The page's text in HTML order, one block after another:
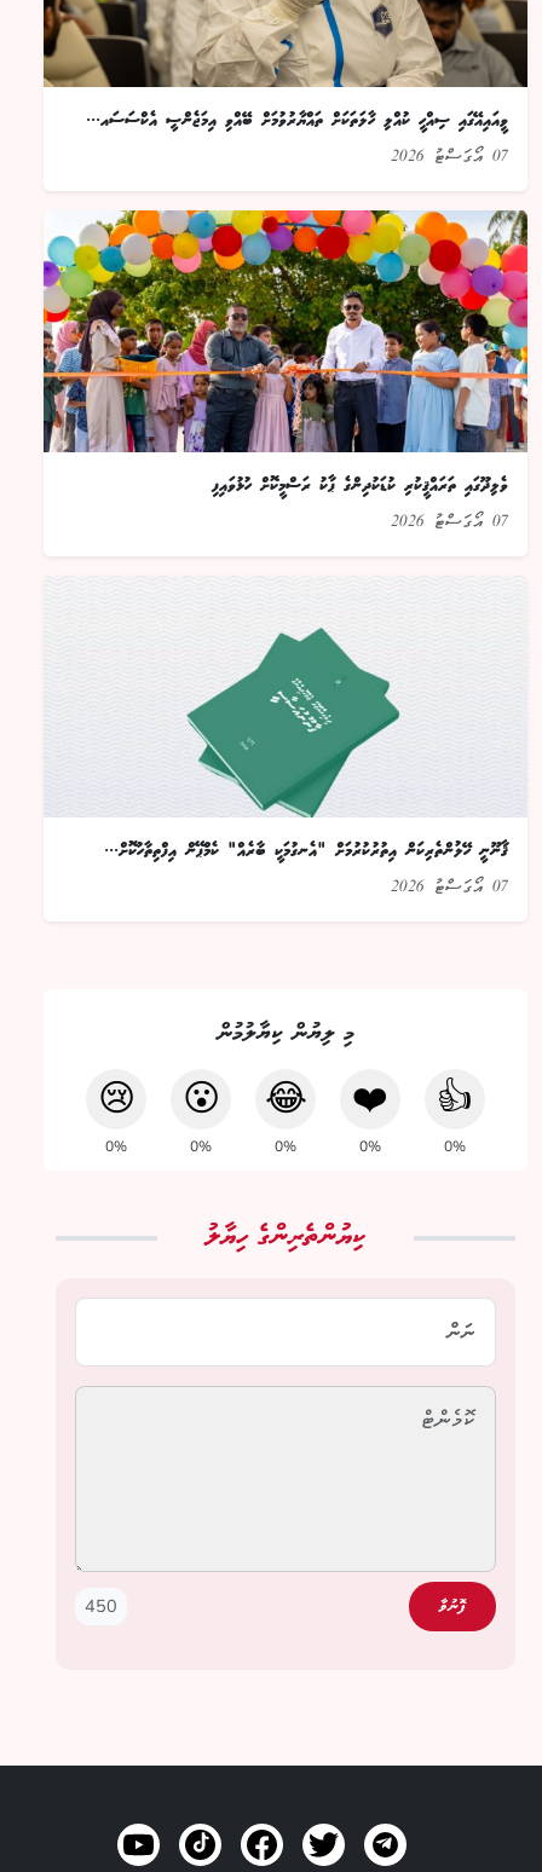
ވީއައިއޭގައި ސިއްހީ ކުއްލި ހާލަތަކަށް ތައްޔާރުވުމަށް ބޭއްވި އިމަޖެންސީ އެކްސަސައ...
07 އޯގަސްޓު 2026
ވެލިދޫގައި ތަރައްޤީކުރި ކުޑަކުދިންގެ ޕާކު ރަސްމީކޮށް ހުޅުވައިފި
07 އޯގަސްޓު 2026
ޤާނޫނީ ހޭލުންތެރިކަން އިތުރުކުރުމަށް "އެނގުމަކީ ބާރެއް" ކެމްޕޭން އިފްތިތާހުކޮށް...
07 އޯގަސްޓު 2026
މި ލިޔުން ކިޔާލުމުން
👍
0%
❤️
0%
😂
0%
😮
0%
😢
0%
ކިޔުންތެރިންގެ ހިޔާލު
ފޮނުވާ 450